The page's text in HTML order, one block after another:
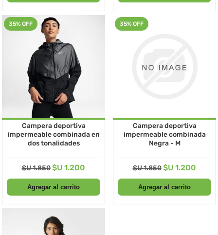
35% OFF
Campera deportiva
impermeable combinada en
dos tonalidades
$U 1.850 $U 1.200
35% OFF
Campera deportiva
impermeable combinada
Negra - M
$U 1.850 $U 1.200